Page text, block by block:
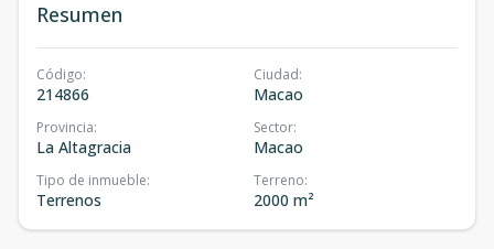
Resumen
Código:
214866
Ciudad:
Macao
Provincia:
La Altagracia
Sector:
Macao
Tipo de inmueble:
Terrenos
Terreno:
2000 m²